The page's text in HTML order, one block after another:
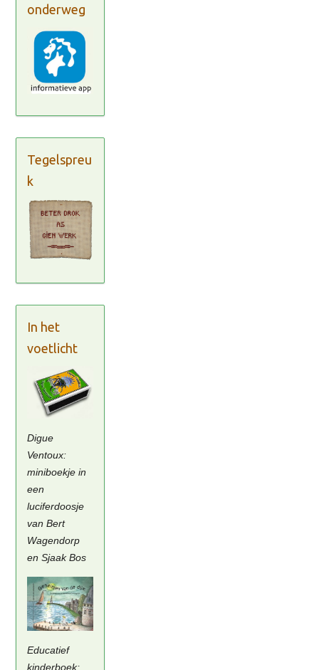
onderweg
Tegelspreu
k
In het
voetlicht
Digue
Ventoux:
miniboekje in
een
luciferdoosje
van Bert
Wagendorp
en Sjaak Bos
Educatief
kinderboek;